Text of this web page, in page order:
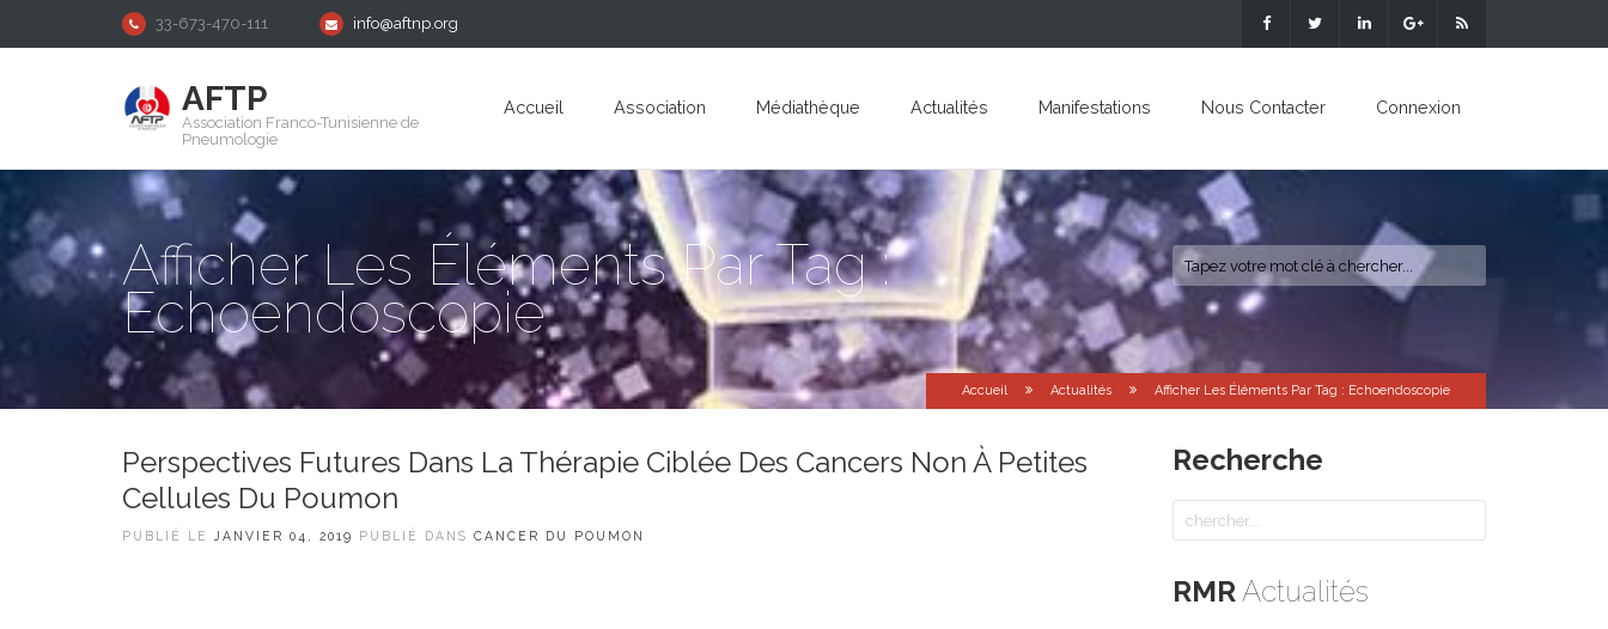
33-673-470-111 info@aftnp.org
AFTP
Association Franco-Tunisienne de
Pneumologie
Accueil Association Médiathèque Actualités Manifestations Nous Contacter Connexion
Afficher Les Éléments Par Tag :
Echoendoscopie
Accueil Actualités Afficher Les Éléments Par Tag : Echoendoscopie
Perspectives Futures Dans La Thérapie Ciblée Des Cancers Non À Petites
Cellules Du Poumon
PUBLIÉ LE JANVIER 04, 2019 PUBLIÉ DANS CANCER DU POUMON
Recherche
RMRActualités